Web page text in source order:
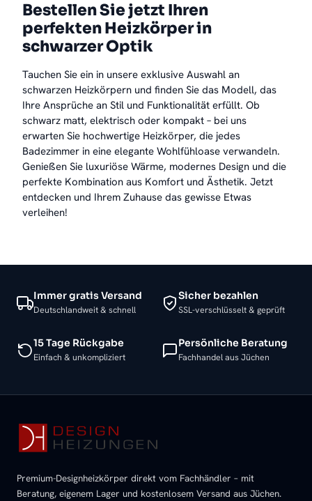
Bestellen Sie jetzt Ihren
perfekten Heizkörper in
schwarzer Optik
Tauchen Sie ein in unsere exklusive Auswahl an
schwarzen Heizkörpern und finden Sie das Modell, das
Ihre Ansprüche an Stil und Funktionalität erfüllt. Ob
schwarz matt, elektrisch oder kompakt – bei uns
erwarten Sie hochwertige Heizkörper, die jedes
Badezimmer in eine elegante Wohlfühloase verwandeln.
Genießen Sie luxuriöse Wärme, modernes Design und die
perfekte Kombination aus Komfort und Ästhetik. Jetzt
entdecken und Ihrem Zuhause das gewisse Etwas
verleihen!
Immer gratis Versand
Deutschlandweit & schnell
Sicher bezahlen
SSL-verschlüsselt & geprüft
15 Tage Rückgabe
Einfach & unkompliziert
Persönliche Beratung
Fachhandel aus Jüchen
Premium-Designheizkörper direkt vom Fachhändler – mit
Beratung, eigenem Lager und kostenlosem Versand aus Jüchen.